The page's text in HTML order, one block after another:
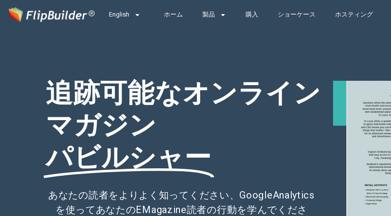
English ホーム 製品 購入 ショーケース ホスティング
追跡可能なオンライン
マガジン
パビルシャー
あなたの読者をよりよく知ってください、GoogleAnalytics
を使ってあなたのEMagazine読者の行動を学んでくださ